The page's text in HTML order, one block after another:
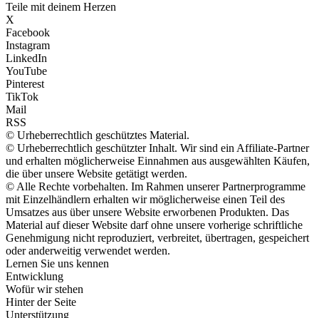
Teile mit deinem Herzen
X
Facebook
Instagram
LinkedIn
YouTube
Pinterest
TikTok
Mail
RSS
© Urheberrechtlich geschütztes Material.
© Urheberrechtlich geschützter Inhalt. Wir sind ein Affiliate-Partner
und erhalten möglicherweise Einnahmen aus ausgewählten Käufen,
die über unsere Website getätigt werden.
© Alle Rechte vorbehalten. Im Rahmen unserer Partnerprogramme
mit Einzelhändlern erhalten wir möglicherweise einen Teil des
Umsatzes aus über unsere Website erworbenen Produkten. Das
Material auf dieser Website darf ohne unsere vorherige schriftliche
Genehmigung nicht reproduziert, verbreitet, übertragen, gespeichert
oder anderweitig verwendet werden.
Lernen Sie uns kennen
Entwicklung
Wofür wir stehen
Hinter der Seite
Unterstützung